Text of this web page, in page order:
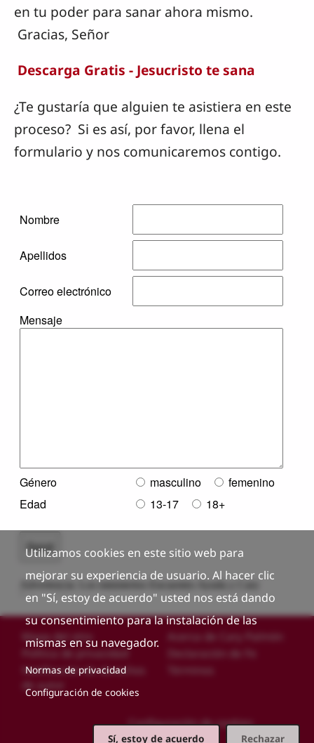
en tu poder para sanar ahora mismo.
Gracias, Señor
Descarga Gratis - Jesucristo te sana
¿Te gustaría que alguien te asistiera en este
proceso? Si es así, por favor, llena el
formulario y nos comunicaremos contigo.
Custom footer
Mapa del sitio
Política de privacidad
Notificación de derechos
de autor
Acerca de Cary Palmón
Declaración de Fe
Configuración de cookies
Utilizamos cookies en este sitio web para
mejorar su experiencia de usuario. Al hacer clic
en "Sí, estoy de acuerdo" usted nos está dando
su consentimiento para la instalación de las
mismas en su navegador.
Normas de privacidad
Configuración de cookies
Rechazar
Sí, estoy de acuerdo